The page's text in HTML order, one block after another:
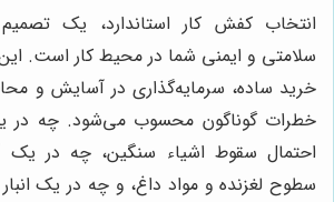
انتخاب کفش کار استاندارد، یک
سلامتی و ایمنی شما در محیط کار است. این
خرید ساده، سرمایه‌گذاری در آسایش و
خطرات گوناگون محسوب می‌شود. چه در
احتمال سقوط اشیاء سنگین، چه در یک
سطوح لغزنده و مواد داغ، و چه در یک